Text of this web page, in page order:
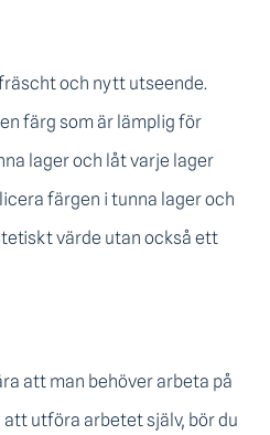
och nytt utseende.
färg som är lämplig för
lager och låt varje lager
färgen i tunna lager och
värde utan också ett
att man behöver arbeta på
utföra arbetet själv, bör du